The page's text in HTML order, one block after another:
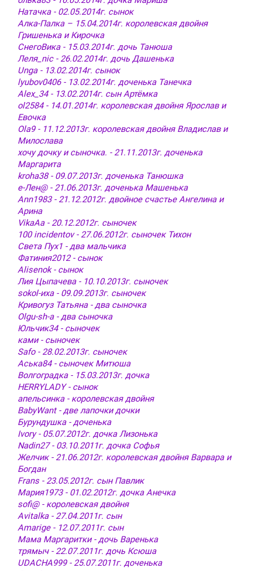
Натачка - 02.05.2014г. сынок
Алка-Палка – 15.04.2014г. королевская двойня
Гришенька и Кирочка
СнегоВика - 15.03.2014г. дочь Танюша
Леля_nic - 26.02.2014г. дочь Дашенька
Unga - 13.02.2014г. сынок
lyubov0406 - 13.02.2014г. доченька Танечка
Alex_34 - 13.02.2014г. сын Артёмка
ol2584 - 14.01.2014г. королевская двойня Ярослав и
Евочка
Ola9 - 11.12.2013г. королевская двойня Владислав и
Милослава
хочу дочку и сыночка. - 21.11.2013г. доченька
Маргарита
kroha38 - 09.07.2013г. доченька Танюшка
е-Лен@ - 21.06.2013г. доченька Машенька
Ann1983 - 21.12.2012г. двойное счастье Ангелина и
Арина
VikaAa - 20.12.2012г. сыночек
100 incidentov - 27.06.2012г. сыночек Тихон
Света Пух1 - два мальчика
Фатиния2012 - сынок
Alisenok - сынок
Лия Цыпачева - 10.10.2013г. сыночек
sokol-иха - 09.09.2013г. сыночек
Кривогуз Татьяна - два сыночка
Olgu-sh-a - два сыночка
Юльчик34 - сыночек
ками - сыночек
Safo - 28.02.2013г. сыночек
Аська84 - сыночек Митюша
Волгоградка - 15.03.2013г. дочка
HERRYLADY - сынок
апельсинка - королевская двойня
BabyWant - две лапочки дочки
Бурундушка - доченька
Ivory - 05.07.2012г. дочка Лизонька
Nadin27 - 03.10.2011г. дочка Софья
Желчик - 21.06.2012г. королевская двойня Варвара и
Богдан
Frans - 23.05.2012г. сын Павлик
Мария1973 - 01.02.2012г. дочка Анечка
sofi@ - королевская двойня
Аvitalka - 27.04.2011г. сын
Amarige - 12.07.2011г. сын
Мама Маргаритки - дочь Варенька
трямыч - 22.07.2011г. дочь Ксюша
UDACHA999 - 25.07.2011г. доченька